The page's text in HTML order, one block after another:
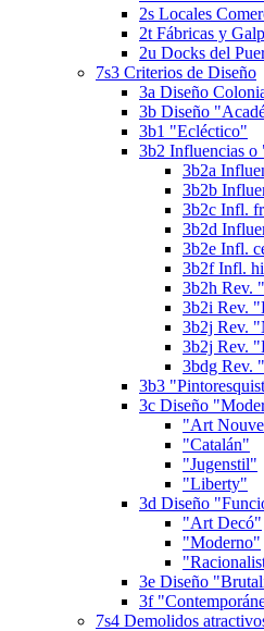
2s Locales
2t Fábricas y
2u Docks del
7s3 Criterios de Diseño
3a Diseño
3b Diseño
3b1 "Ecléctico"
3b2 Influencias
3b2a
3b2b
3b2c Infl.
3b2d
3b2e Infl.
3b2f Infl.
3b2h Rev.
3b2i Rev.
3b2j Rev.
3b2j Rev.
3bdg Rev.
3b3
3c Diseño
"Art
"Catalán"
"Jugenstil"
"Liberty"
3d Diseño
"Art Decó"
"Moderno"
3e Diseño
3f
7s4 Demolidos